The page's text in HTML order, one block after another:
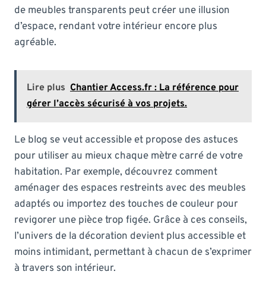
de meubles transparents peut créer une illusion
d’espace, rendant votre intérieur encore plus
agréable.
Lire plus Chantier Access.fr : La référence pour
gérer l’accès sécurisé à vos projets.
Le blog se veut accessible et propose des astuces
pour utiliser au mieux chaque mètre carré de votre
habitation. Par exemple, découvrez comment
aménager des espaces restreints avec des meubles
adaptés ou importez des touches de couleur pour
revigorer une pièce trop figée. Grâce à ces conseils,
l’univers de la décoration devient plus accessible et
moins intimidant, permettant à chacun de s’exprimer
à travers son intérieur.